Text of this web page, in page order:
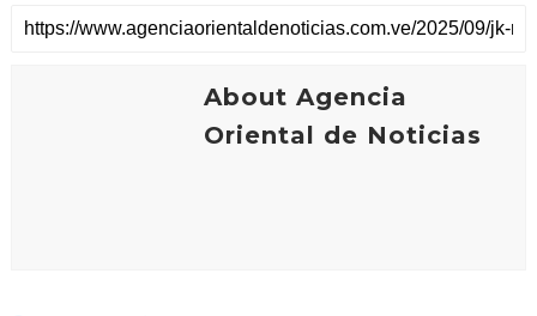
About Agencia
Oriental de Noticias